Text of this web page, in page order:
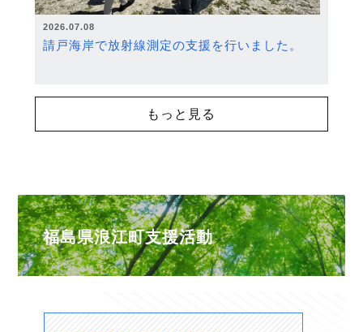
2026.07.08
請戸海岸で放射線測定の支援を行いました。
もっと見る
福島県浪江町支援活動